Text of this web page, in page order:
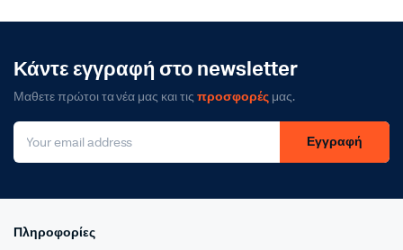
Κάντε εγγραφή στο newsletter
Μαθετε πρώτοι τα νέα μας και τιςπροσφορέςμας.
Εγγραφή
Πληροφορίες